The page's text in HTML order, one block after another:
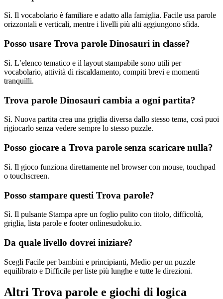
Sì. Il vocabolario è familiare e adatto alla famiglia. Facile usa parole
orizzontali e verticali, mentre i livelli più alti aggiungono sfida.
Posso usare Trova parole Dinosauri in classe?
Sì. L’elenco tematico e il layout stampabile sono utili per
vocabolario, attività di riscaldamento, compiti brevi e momenti
tranquilli.
Trova parole Dinosauri cambia a ogni partita?
Sì. Nuova partita crea una griglia diversa dallo stesso tema, così puoi
rigiocarlo senza vedere sempre lo stesso puzzle.
Posso giocare a Trova parole senza scaricare nulla?
Sì. Il gioco funziona direttamente nel browser con mouse, touchpad
o touchscreen.
Posso stampare questi Trova parole?
Sì. Il pulsante Stampa apre un foglio pulito con titolo, difficoltà,
griglia, lista parole e footer onlinesudoku.io.
Da quale livello dovrei iniziare?
Scegli Facile per bambini e principianti, Medio per un puzzle
equilibrato e Difficile per liste più lunghe e tutte le direzioni.
Altri Trova parole e giochi di logica